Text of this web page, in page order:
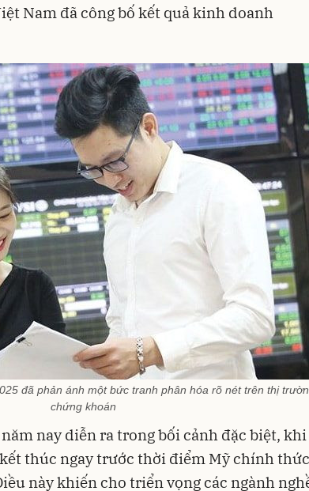
Nam đã công bố kết quả kinh doanh
đã phản ánh một bức tranh phân hóa rõ nét trên thị
chứng khoán
nay diễn ra trong bối cảnh đặc biệt, khi
thúc ngay trước thời điểm Mỹ chính thức
này khiến cho triển vọng các ngành